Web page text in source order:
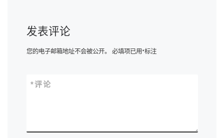
发表评论
您的电子邮箱地址不会被公开。 必填项已用*标注
评论
*